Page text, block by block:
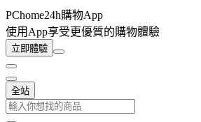
PChome24h購物App
使用App享受更優質的購物體驗
立即體驗
全站